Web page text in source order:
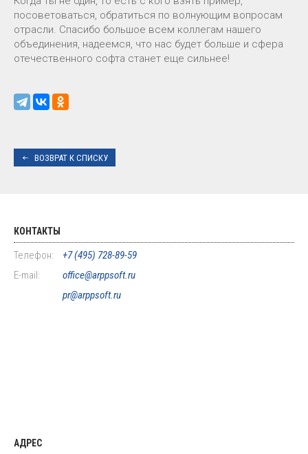
посоветоваться, обратиться по волнующим вопросам
отрасли. Спасибо большое всем коллегам нашего
объединения, надеемся, что нас будет больше и сфера
отечественного софта станет еще сильнее!
ВОЗВРАТ К СПИСКУ
КОНТАКТЫ
Телефон:
+7 (495) 728-89-59
E-mail:
office@arppsoft.ru
pr@arppsoft.ru
АДРЕС